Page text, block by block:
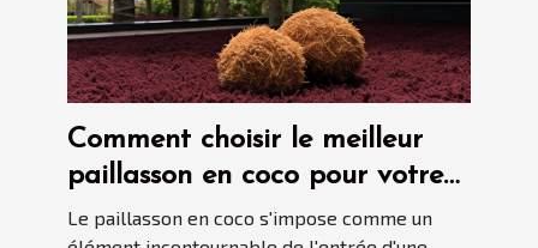
Comment choisir le meilleur
paillasson en coco pour votre
entrée ?
Le paillasson en coco s'impose comme un